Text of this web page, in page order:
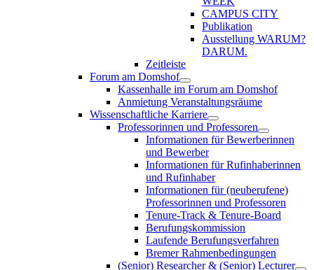
CAMPUS CITY
Publikation
Ausstellung WARUM?
DARUM.
Zeitleiste
Forum am Domshof
Kassenhalle im Forum am Domshof
Anmietung Veranstaltungsräume
Wissenschaftliche Karriere
Professorinnen und Professoren
Informationen für Bewerberinnen
und Bewerber
Informationen für Rufinhaberinnen
und Rufinhaber
Informationen für (neuberufene)
Professorinnen und Professoren
Tenure-Track & Tenure-Board
Berufungskommission
Laufende Berufungsverfahren
Bremer Rahmenbedingungen
(Senior) Researcher & (Senior) Lecturer